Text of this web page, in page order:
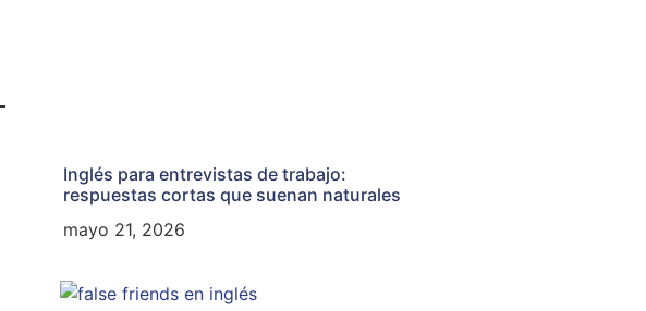
Inglés para entrevistas de trabajo:
respuestas cortas que suenan naturales
mayo 21, 2026